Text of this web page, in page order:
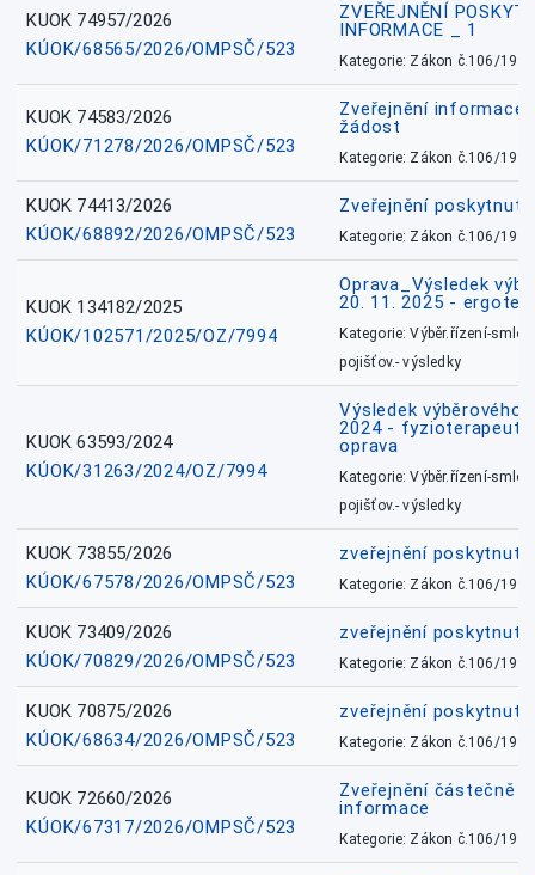
KUOK 74957/2026
KÚOK/68565/2026/OMPSČ/523
ZVEŘEJNĚNÍ
INFORMACE _ 1
Kategorie: Zákon č.106/1999
KUOK 74583/2026
KÚOK/71278/2026/OMPSČ/523
Zveřejnění informace
žádost
Kategorie: Zákon č.106/1999
KUOK 74413/2026
KÚOK/68892/2026/OMPSČ/523
Zveřejnění
Kategorie: Zákon č.106/1999
KUOK 134182/2025
KÚOK/102571/2025/OZ/7994
Oprava_Výsledek
20. 11. 2025 -
Kategorie: Výběr.řízení-
pojišťov.- výsledky
KUOK 63593/2024
KÚOK/31263/2024/OZ/7994
Výsledek výběrového
2024 - fyzioterapeut,
oprava
Kategorie: Výběr.řízení-
pojišťov.- výsledky
KUOK 73855/2026
KÚOK/67578/2026/OMPSČ/523
zveřejnění
Kategorie: Zákon č.106/1999
KUOK 73409/2026
KÚOK/70829/2026/OMPSČ/523
zveřejnění
Kategorie: Zákon č.106/1999
KUOK 70875/2026
KÚOK/68634/2026/OMPSČ/523
zveřejnění
Kategorie: Zákon č.106/1999
KUOK 72660/2026
KÚOK/67317/2026/OMPSČ/523
Zveřejnění částečně
informace
Kategorie: Zákon č.106/1999